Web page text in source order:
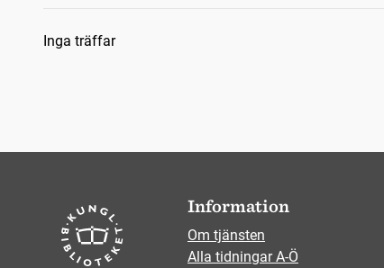
Sökresultat
Inga träffar
Information
Om tjänsten
Alla tidningar A-Ö